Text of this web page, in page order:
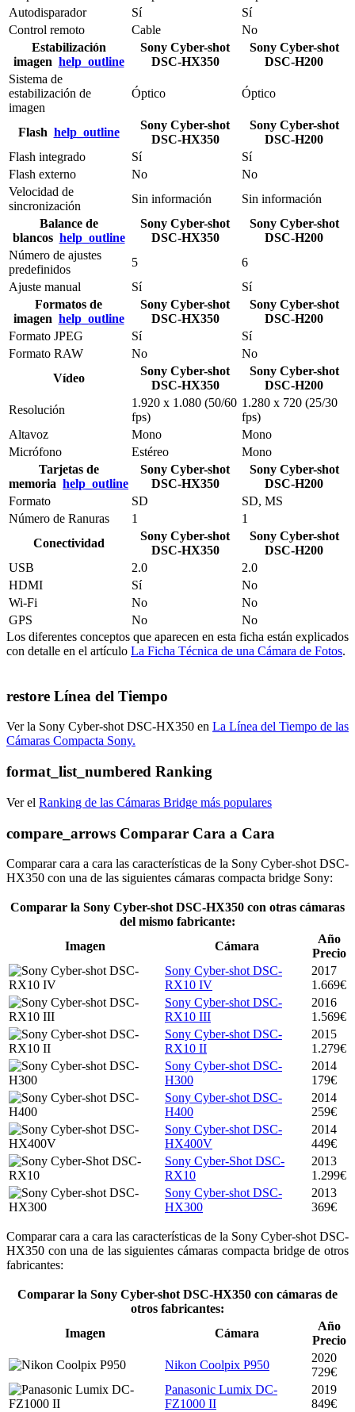
Autodisparador
Sí
Sí
Control remoto
Cable
No
Estabilización
imagen help_outline
Sony Cyber-shot
DSC-HX350
Sony Cyber-shot
DSC-H200
Sistema de
estabilización de
imagen
Óptico Óptico
Flash help_outline
Sony Cyber-shot
DSC-HX350
Sony Cyber-shot
DSC-H200
Flash integrado
Sí
Sí
Flash externo
No
No
Velocidad de
sincronización
Sin información
Sin información
Balance de
blancos help_outline
Sony Cyber-shot
DSC-HX350
Sony Cyber-shot
DSC-H200
Número de ajustes
predefinidos
5
6
Ajuste manual
Sí
Sí
Formatos de
imagen help_outline
Sony Cyber-shot
DSC-HX350
Sony Cyber-shot
DSC-H200
Formato JPEG
Sí
Sí
Formato RAW
No
No
Vídeo
Sony Cyber-shot
DSC-HX350
Sony Cyber-shot
DSC-H200
Resolución
1.920 x 1.080 (50/60
fps)
1.280 x 720 (25/30
fps)
Altavoz
Mono
Mono
Micrófono
Estéreo
Mono
Tarjetas de
memoria help_outline
Sony Cyber-shot
DSC-HX350
Sony Cyber-shot
DSC-H200
Formato
SD
SD, MS
Número de Ranuras
1
1
Conectividad
Sony Cyber-shot
DSC-HX350
Sony Cyber-shot
DSC-H200
USB
2.0
2.0
HDMI
Sí
No
Wi-Fi
No
No
GPS
No
No
Los diferentes conceptos que aparecen en esta ficha están explicados
con detalle en el artículo La Ficha Técnica de una Cámara de Fotos.
restore Línea del Tiempo
Ver la Sony Cyber-shot DSC-HX350 en La Línea del Tiempo de las
Cámaras Compacta Sony.
format_list_numbered Ranking
Ver el Ranking de las Cámaras Bridge más populares
compare_arrows Comparar Cara a Cara
Comparar cara a cara las características de la Sony Cyber-shot DSC-
HX350 con una de las siguientes cámaras compacta bridge Sony:
Comparar la Sony Cyber-shot DSC-HX350 con otras cámaras
del mismo fabricante:
Imagen
Cámara
Año
Precio
Sony Cyber-shot DSC-
RX10 IV
2017
1.669€
Sony Cyber-shot DSC-
RX10 III
2016
1.569€
Sony Cyber-shot DSC-
RX10 II
2015
1.279€
Sony Cyber-shot DSC-
H300
2014
179€
Sony Cyber-shot DSC-
H400
2014
259€
Sony Cyber-shot DSC-
HX400V
2014
449€
Sony Cyber-Shot DSC-
RX10
2013
1.299€
Sony Cyber-shot DSC-
HX300
2013
369€
Comparar cara a cara las características de la Sony Cyber-shot DSC-
HX350 con una de las siguientes cámaras compacta bridge de otros
fabricantes:
Comparar la Sony Cyber-shot DSC-HX350 con cámaras de
otros fabricantes:
Imagen
Cámara
Año
Precio
Nikon Coolpix P950
2020
729€
Panasonic Lumix DC-
FZ1000 II
2019
849€